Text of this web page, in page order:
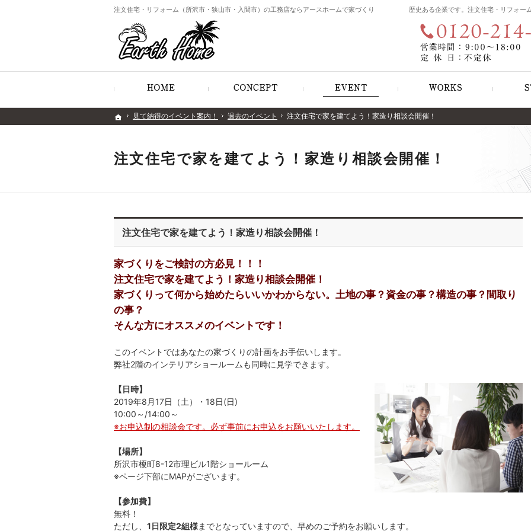
ホーム
見て納得のイベント案内！ 過去のイベント 注文住宅で家を建てよう！家造り相談会開催！
注文住宅で家を建てよう！家造り相談会開催！
歴史ある企業です。注文住宅・リフォー
注文住宅・リフォーム（所沢市・狭山市・入間市）の工務店ならアースホームで家づくり
注文住宅で家を建てよう！家造り相談会開催！
家づくりをご検討の方必見！！！
注文住宅で家を建てよう！家造り相談会開催！
家づくりって何から始めたらいいかわからない。土地の事？資金の事？構造の事？間取り
の事？
そんな方にオススメのイベントです！
このイベントではあなたの家づくりの計画をお手伝いします。
弊社2階のインテリアショールームも同時に見学できます。
【日時】
2019年8月17日（土）・18日(日)
10:00～/14:00～
※お申込制の相談会です。必ず事前にお申込をお願いいたします。
【場所】
所沢市榎町8-12市理ビル1階ショールーム
※ページ下部にMAPがございます。
【参加費】
無料！
ただし、 1日限定2組様までとなっていますので、早めのご予約をお願いします。
ホーム
見て納得のイベント案内！ 過去のイベント 注文住宅で家を建てよう！家造り相談会開催！